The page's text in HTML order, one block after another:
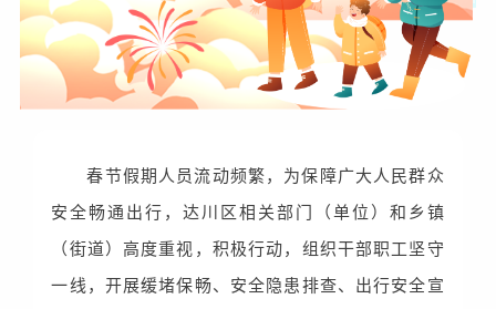
春节假期人员流动频繁，为保障广大人民群众
安全畅通出行，达川区相关部门（单位）和乡镇
（街道）高度重视，积极行动，组织干部职工坚守
一线，开展缓堵保畅、安全隐患排查、出行安全宣